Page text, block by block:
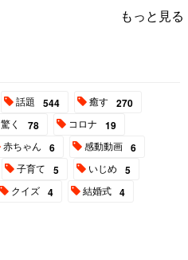
もっと見る
話題 544 癒す 270
驚く 78 コロナ 19
赤ちゃん 6 感動動画 6
子育て 5 いじめ 5
クイズ 4 結婚式 4